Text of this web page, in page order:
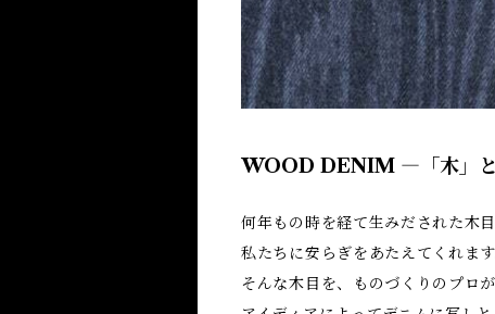
WOOD DENIM ―「木」
何年もの時を経て生みだされた木
私たちに安らぎをあたえてくれます
そんな木目を、ものづくりのプロ